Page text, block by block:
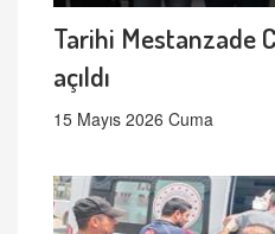
Tarihi Mestanzade
açıldı
15 Mayıs 2026 Cuma